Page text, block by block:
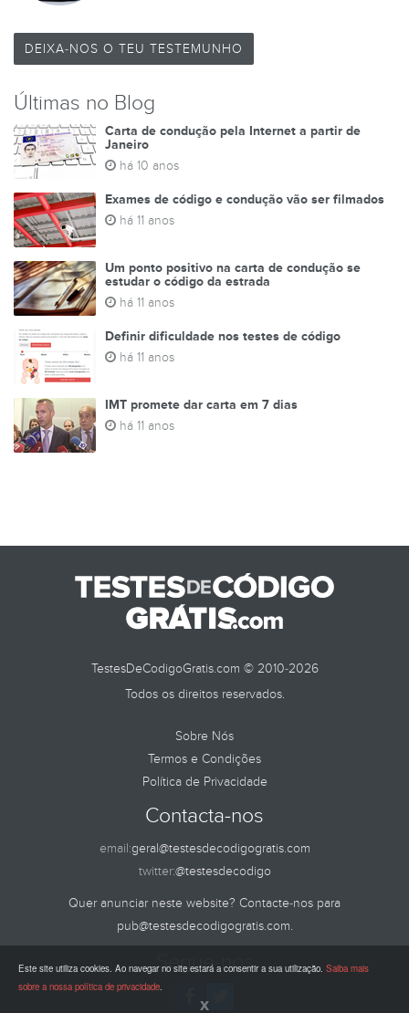
DEIXA-NOS O TEU TESTEMUNHO
Últimas no Blog
Carta de condução pela Internet a partir de
Janeiro
há 10 anos
Exames de código e condução vão ser filmados
há 11 anos
Um ponto positivo na carta de condução se
estudar o código da estrada
há 11 anos
Definir dificuldade nos testes de código
há 11 anos
IMT promete dar carta em 7 dias
há 11 anos
TestesDeCodigoGratis.com © 2010-2026
Todos os direitos reservados.
Sobre Nós
Termos e Condições
Política de Privacidade
Contacta-nos
email:geral@testesdecodigogratis.com
twitter:@testesdecodigo
Quer anunciar neste website? Contacte-nos para
pub@testesdecodigogratis.com.
Segue-nos
Este site utiliza cookies. Ao navegar no site estará a consentir a sua utilização. Saiba mais
sobre a nossa política de privacidade.
x